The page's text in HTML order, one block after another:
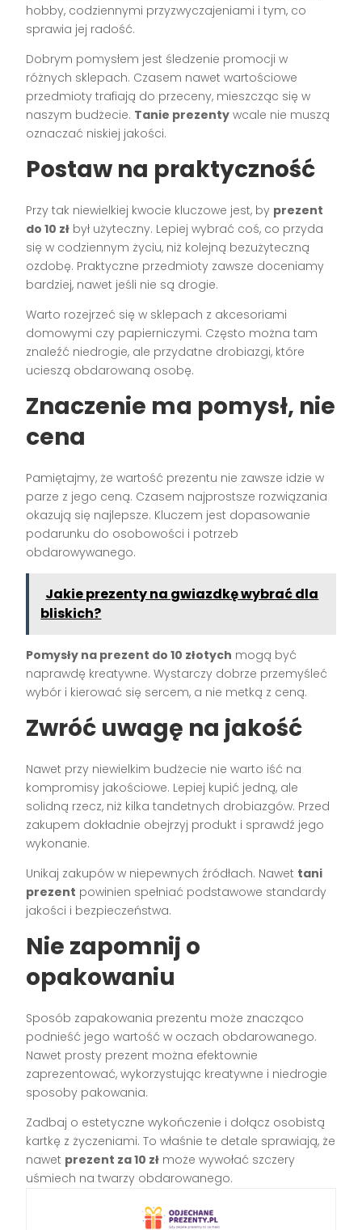
hobby, codziennymi przyzwyczajeniami i tym, co
sprawia jej radość.
Dobrym pomysłem jest śledzenie promocji w
różnych sklepach. Czasem nawet wartościowe
przedmioty trafiają do przeceny, mieszcząc się w
naszym budżecie. Tanie prezenty wcale nie muszą
oznaczać niskiej jakości.
Postaw na praktyczność
Przy tak niewielkiej kwocie kluczowe jest, by prezent
do 10 zł był użyteczny. Lepiej wybrać coś, co przyda
się w codziennym życiu, niż kolejną bezużyteczną
ozdobę. Praktyczne przedmioty zawsze doceniamy
bardziej, nawet jeśli nie są drogie.
Warto rozejrzeć się w sklepach z akcesoriami
domowymi czy papierniczymi. Często można tam
znaleźć niedrogie, ale przydatne drobiazgi, które
ucieszą obdarowaną osobę.
Znaczenie ma pomysł, nie
cena
Pamiętajmy, że wartość prezentu nie zawsze idzie w
parze z jego ceną. Czasem najprostsze rozwiązania
okazują się najlepsze. Kluczem jest dopasowanie
podarunku do osobowości i potrzeb
obdarowywanego.
Jakie prezenty na gwiazdkę wybrać dla
bliskich?
Pomysły na prezent do 10 złotych mogą być
naprawdę kreatywne. Wystarczy dobrze przemyśleć
wybór i kierować się sercem, a nie metką z ceną.
Zwróć uwagę na jakość
Nawet przy niewielkim budżecie nie warto iść na
kompromisy jakościowe. Lepiej kupić jedną, ale
solidną rzecz, niż kilka tandetnych drobiazgów. Przed
zakupem dokładnie obejrzyj produkt i sprawdź jego
wykonanie.
Unikaj zakupów w niepewnych źródłach. Nawet tani
prezent powinien spełniać podstawowe standardy
jakości i bezpieczeństwa.
Nie zapomnij o
opakowaniu
Sposób zapakowania prezentu może znacząco
podnieść jego wartość w oczach obdarowanego.
Nawet prosty prezent można efektownie
zaprezentować, wykorzystując kreatywne i niedrogie
sposoby pakowania.
Zadbaj o estetyczne wykończenie i dołącz osobistą
kartkę z życzeniami. To właśnie te detale sprawiają, że
nawet prezent za 10 zł może wywołać szczery
uśmiech na twarzy obdarowanego.